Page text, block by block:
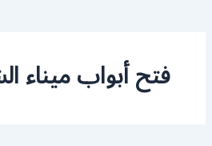
فتح أبواب ميناء